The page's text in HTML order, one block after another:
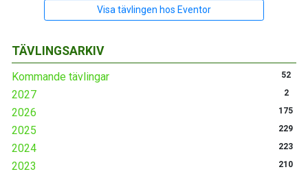
TÄVLINGSARKIV
Kommande tävlingar 52
2027 2
2026 175
2025 229
2024 223
2023 210
Visa tävlingen hos Eventor